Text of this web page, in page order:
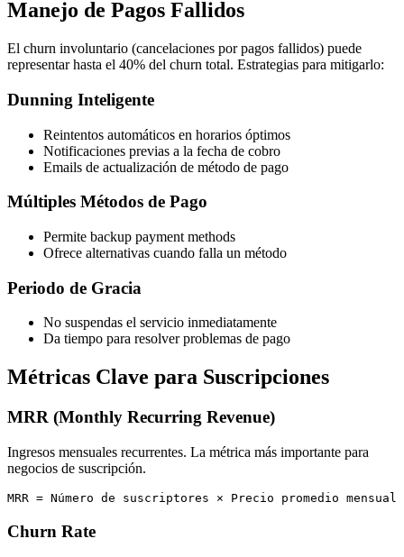
Manejo de Pagos Fallidos
El churn involuntario (cancelaciones por pagos fallidos) puede
representar hasta el 40% del churn total. Estrategias para mitigarlo:
Dunning Inteligente
Reintentos automáticos en horarios óptimos
Notificaciones previas a la fecha de cobro
Emails de actualización de método de pago
Múltiples Métodos de Pago
Permite backup payment methods
Ofrece alternativas cuando falla un método
Periodo de Gracia
No suspendas el servicio inmediatamente
Da tiempo para resolver problemas de pago
Métricas Clave para Suscripciones
MRR (Monthly Recurring Revenue)
Ingresos mensuales recurrentes. La métrica más importante para
negocios de suscripción.
MRR = Número de suscriptores × Precio promedio mensual
Churn Rate